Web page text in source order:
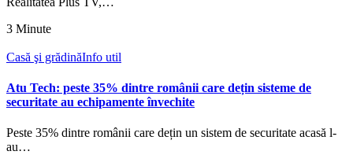
3 Minute
Casă şi grădinăInfo util
Atu Tech: peste 35% dintre românii care dețin sisteme de
securitate au echipamente învechite
Peste 35% dintre românii care dețin un sistem de securitate acasă l-
au…